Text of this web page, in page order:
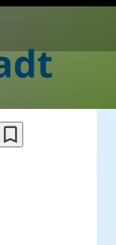
bookmark_border